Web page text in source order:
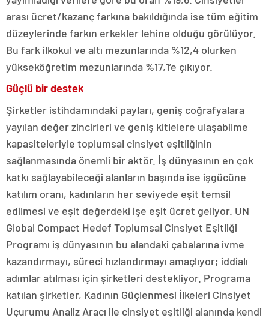
arası ücret/kazanç farkına bakıldığında ise tüm eğitim
düzeylerinde farkın erkekler lehine olduğu görülüyor.
Bu fark ilkokul ve altı mezunlarında %12,4 olurken
yükseköğretim mezunlarında %17,1’e çıkıyor.
Güçlü bir destek
Şirketler istihdamındaki payları, geniş coğrafyalara
yayılan değer zincirleri ve geniş kitlelere ulaşabilme
kapasiteleriyle toplumsal cinsiyet eşitliğinin
sağlanmasında önemli bir aktör. İş dünyasının en çok
katkı sağlayabileceği alanların başında ise işgücüne
katılım oranı, kadınların her seviyede eşit temsil
edilmesi ve eşit değerdeki işe eşit ücret geliyor. UN
Global Compact Hedef Toplumsal Cinsiyet Eşitliği
Programı iş dünyasının bu alandaki çabalarına ivme
kazandırmayı, süreci hızlandırmayı amaçlıyor; iddialı
adımlar atılması için şirketleri destekliyor. Programa
katılan şirketler, Kadının Güçlenmesi İlkeleri Cinsiyet
Uçurumu Analiz Aracı ile cinsiyet eşitliği alanında kendi